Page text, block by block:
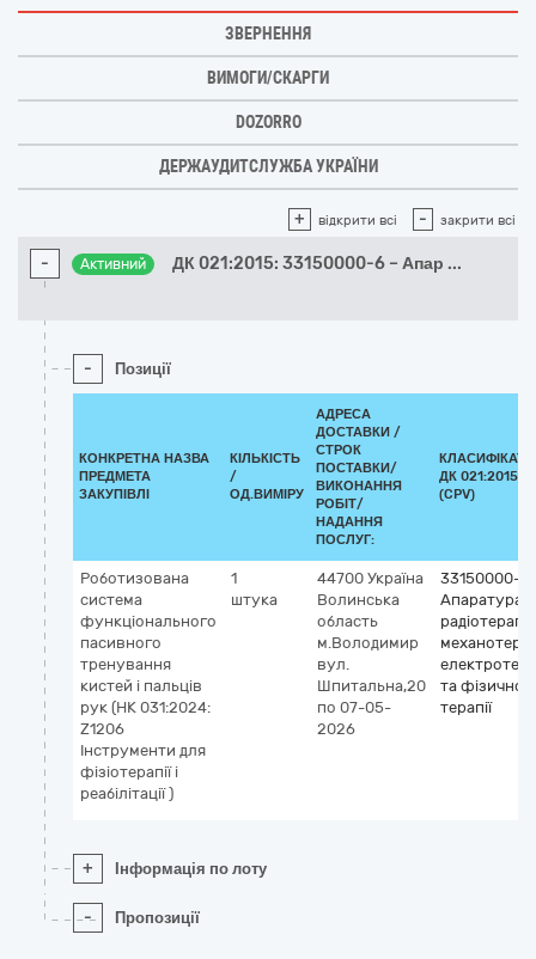
ЗВЕРНЕННЯ
ВИМОГИ/СКАРГИ
DOZORRO
ДЕРЖАУДИТСЛУЖБА УКРАЇНИ
+ відкрити всі - закрити всі
- Активний ДК 021:2015: 33150000-6 – Апар ...
- Позиції
КОНКРЕТНА НАЗВА
ПРЕДМЕТА
ЗАКУПІВЛІ
КІЛЬКІСТЬ
/
ОД.ВИМІРУ
АДРЕСА
ДОСТАВКИ /
СТРОК
ПОСТАВКИ/
ВИКОНАННЯ
РОБІТ/
НАДАННЯ
ПОСЛУГ:
ДК 021:2015
(CPV)
Роботизована
система
функціонального
пасивного
тренування
кистей і пальців
рук (НК 031:2024:
Z1206
Інструменти для
фізіотерапії і
реабілітації )
1
штука
44700 Україна
Волинська
область
м.Володимир
вул.
Шпитальна,20
по 07-05-
2026
33150000-6
Апаратура
радіотерапії,
та фізичної
терапії
+ Інформація по лоту
- Пропозиції